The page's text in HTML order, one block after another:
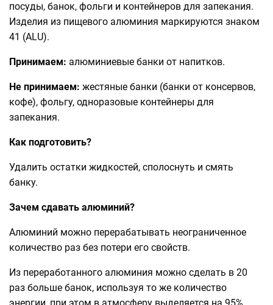
посуды, банок, фольги и контейнеров для запекания.
Изделия из пищевого алюминия маркируются знаком
41 (ALU).
Принимаем: алюминиевые банки от напитков.
Не принимаем: жестяные банки (банки от консервов,
кофе), фольгу, одноразовые контейнеры для
запекания.
Как подготовить?
Удалить остатки жидкостей, сполоснуть и смять
банку.
Зачем сдавать алюминий?
Алюминий можно перерабатывать неограниченное
количество раз без потери его свойств.
Из переработанного алюминия можно сделать в 20
раз больше банок, используя то же количество